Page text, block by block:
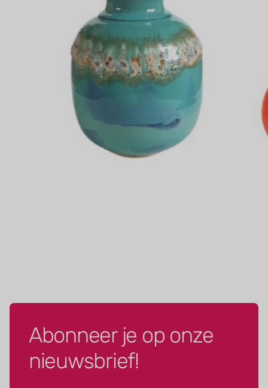
Abonneer je op onze
nieuwsbrief!